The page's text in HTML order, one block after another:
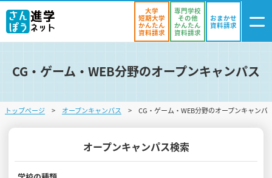
ログイン
気になる 資料リスト
学校を探す
オープンキャンパスを探す
大学
短期大学
かんたん
資料請求
専門学校
その他
かんたん
資料請求
おまかせ
資料請求
CG・ゲーム・WEB分野のオープンキャンパス
トップページ オープンキャンパス CG・ゲーム・WEB分野のオープンキャンパ
オープンキャンパス検索